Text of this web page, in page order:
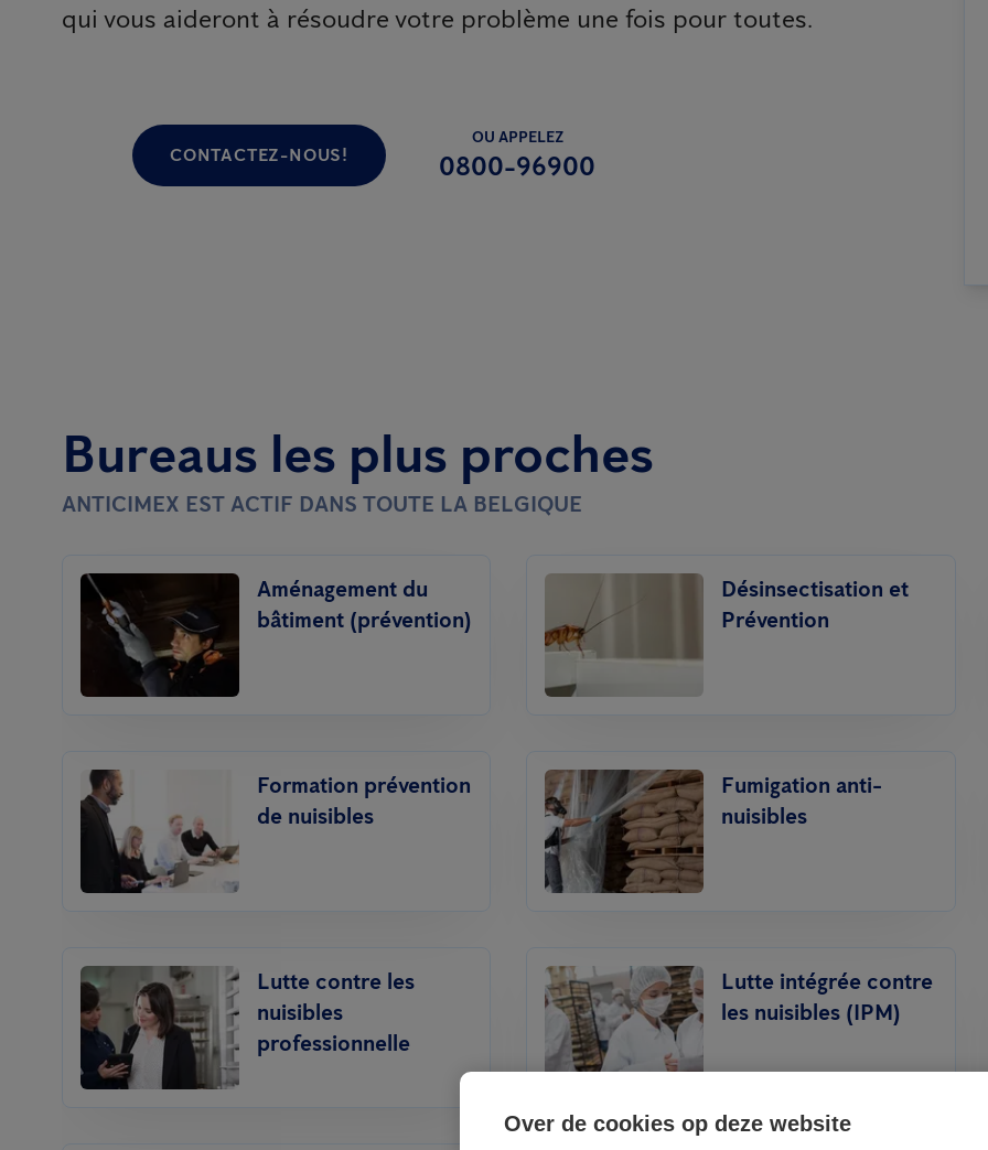
qui vous aideront à résoudre votre problème une fois pour toutes.
CONTACTEZ-NOUS!
OU APPELEZ
0800-96900
Bureaus les plus proches
ANTICIMEX EST ACTIF DANS TOUTE LA BELGIQUE
Aménagement du
bâtiment (prévention)
Désinsectisation et
Prévention
Formation prévention
de nuisibles
Fumigation anti-
nuisibles
Lutte contre les
nuisibles
professionnelle
Lutte intégrée contre
les nuisibles (IPM)
Over de cookies op deze website